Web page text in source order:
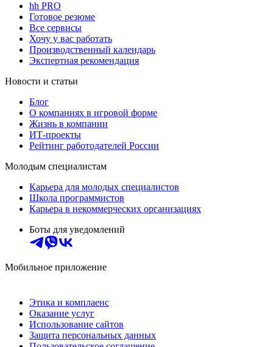
hh PRO
Готовое резюме
Все сервисы
Хочу у вас работать
Производственный календарь
Экспертная рекомендация
Новости и статьи
Блог
О компаниях в игровой форме
Жизнь в компании
ИТ-проекты
Рейтинг работодателей России
Молодым специалистам
Карьера для молодых специалистов
Школа программистов
Карьера в некоммерческих организациях
Боты для уведомлений
Мобильное приложение
Этика и комплаенс
Оказание услуг
Использование сайтов
Защита персональных данных